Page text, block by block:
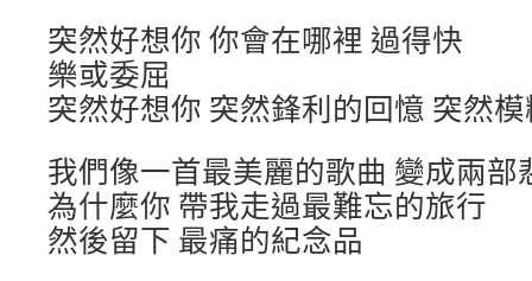
突然好想你 你會在哪裡 過得快
樂或委屈
突然好想你 突然鋒利的回憶 突然
我們像一首最美麗的歌曲 變成兩部
為什麼你 帶我走過最難忘的旅行
然後留下 最痛的紀念品